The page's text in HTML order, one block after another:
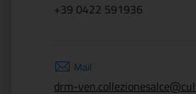
+39 0422 591936
Mail
drm-